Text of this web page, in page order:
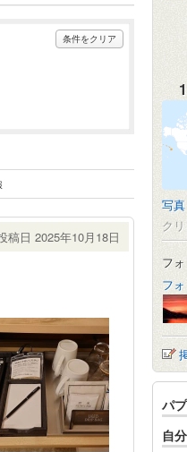
条件をクリア
稿日 2025年10月18日
写真
ク
フ
フ
パ
自